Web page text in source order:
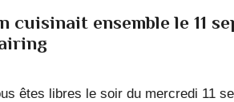
cuisinait ensemble le 11
êtes libres le soir du mercredi 11